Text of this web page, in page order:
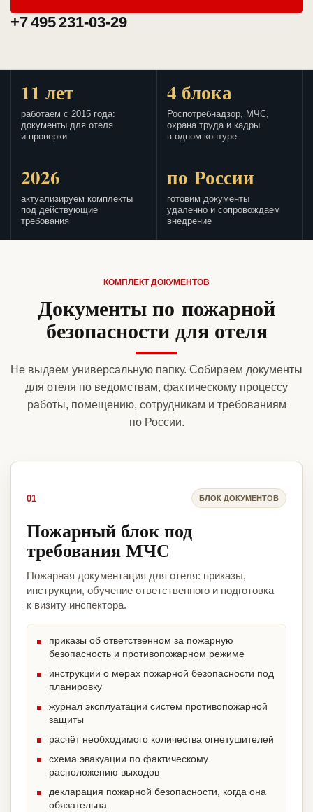
+7 495 231-03-29
11 лет
работаем с 2015 года:
документы для отеля
и проверки
4 блока
Роспотребнадзор, МЧС,
охрана труда и кадры
в одном контуре
2026
актуализируем комплекты
под действующие
требования
по России
готовим документы
удаленно и сопровождаем
внедрение
КОМПЛЕКТ ДОКУМЕНТОВ
Документы по пожарной
безопасности для отеля
Не выдаем универсальную папку. Собираем документы
для отеля по ведомствам, фактическому процессу
работы, помещению, сотрудникам и требованиям
по России.
01 БЛОК ДОКУМЕНТОВ
Пожарный блок под
требования МЧС
Пожарная документация для отеля: приказы,
инструкции, обучение ответственного и подготовка
к визиту инспектора.
приказы об ответственном за пожарную
безопасность и противопожарном режиме
инструкции о мерах пожарной безопасности под
планировку
журнал эксплуатации систем противопожарной
защиты
расчёт необходимого количества огнетушителей
схема эвакуации по фактическому
расположению выходов
декларация пожарной безопасности, когда она
обязательна